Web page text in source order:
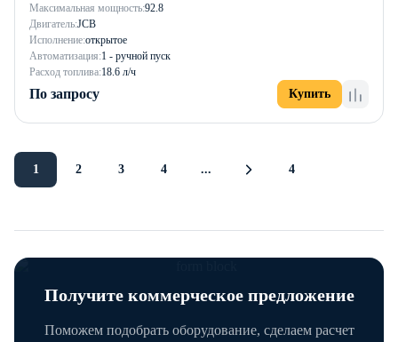
Максимальная мощность:92.8
Двигатель:JCB
Исполнение:открытое
Автоматизация:1 - ручной пуск
Расход топлива:18.6 л/ч
По запросу Купить
1 2 3 4 ... 4
Получите коммерческое предложение
Поможем подобрать оборудование, сделаем расчет